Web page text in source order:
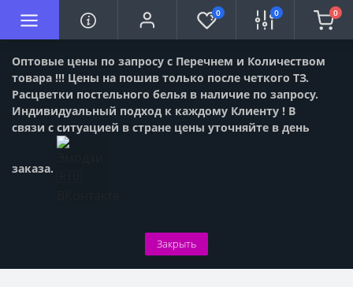
Оптовые цены по запросу с Перечнем и Количеством
товара !!! Цены на пошив только после четкого ТЗ.
Расцветки постельного белья в наличие по запросу.
Индивидуальный подход к каждому Клиенту ! В
связи с ситуацией в стране цены уточняйте в день
заказа.
Закрыть
0 0 0